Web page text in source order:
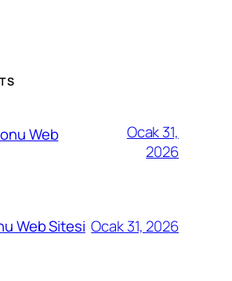
Web
Ocak 31,
2026
Web Sitesi Ocak 31, 2026